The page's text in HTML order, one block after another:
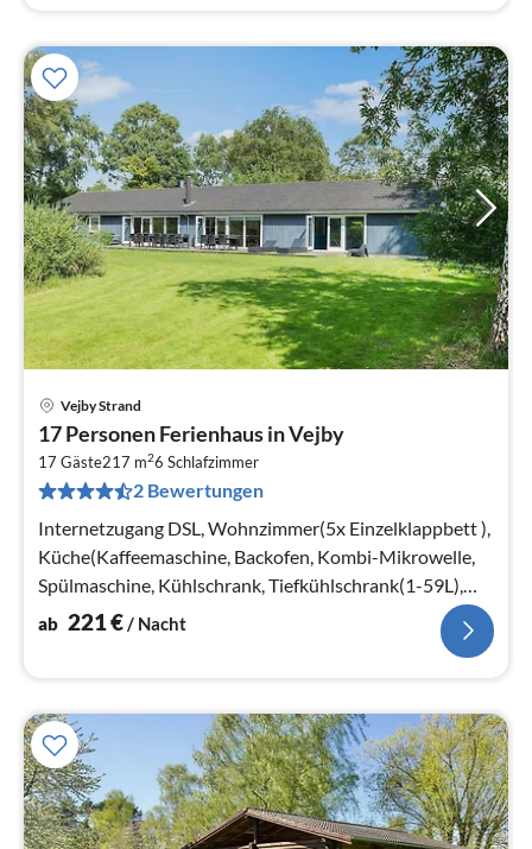
Vejby Strand
17 Personen Ferienhaus in Vejby
17 Gäste217 m26 Schlafzimmer
2 Bewertungen
Internetzugang DSL, Wohnzimmer(5x Einzelklappbett ),
Küche(Kaffeemaschine, Backofen, Kombi-Mikrowelle,
Spülmaschine, Kühlschrank, Tiefkühlschrank(1-59L),
elektrische Kochplatten)
ab 221€/ Nacht